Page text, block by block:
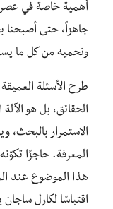
أهمية خاصة في
جاهزاً، حتى أصبحنا
ونحميه من كل ما
طرح الأسئلة
الحقائق، بل هو
الاستمرار بالبحث،
المعرفة. حاجزًا
هذا الموضوع عند
اقتباسًا لكارل